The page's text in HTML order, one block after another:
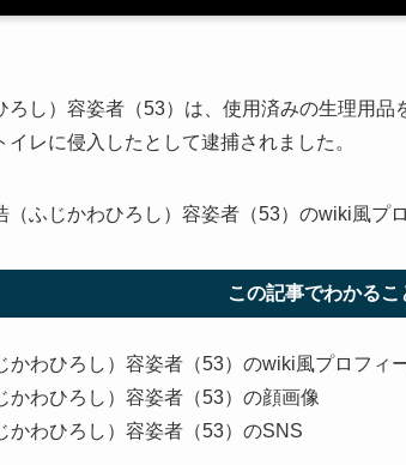
ろし）容姿者（53）は、使用済みの生理用
イレに侵入したとして逮捕されました。
（ふじかわひろし）容姿者（53）のwiki風プ
この記事でわかるこ
かわひろし）容姿者（53）のwiki風プロフィ
かわひろし）容姿者（53）の顔画像
かわひろし）容姿者（53）のSNS